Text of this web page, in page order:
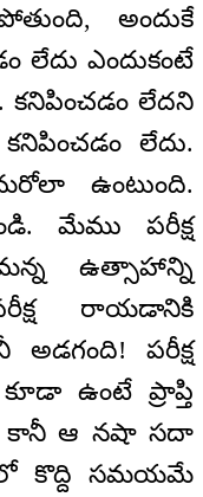
అందుకే
లేదు ఎందుకంటే
కనిపించడం లేదని
లేదు.
ఉంటుంది.
మేము పరీక్ష
ఉత్సాహాన్ని
రాయడానికి
పరీక్ష
ఉంటే ప్రాప్తి
కానీ ఆ నషా సదా
కొద్ది సమయమే